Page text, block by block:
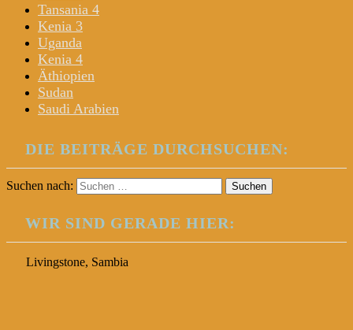
Tansania 4
Kenia 3
Uganda
Kenia 4
Äthiopien
Sudan
Saudi Arabien
DIE BEITRÄGE DURCHSUCHEN:
Suchen nach:
WIR SIND GERADE HIER:
Livingstone, Sambia